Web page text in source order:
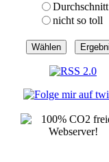
Durchschnitt
nicht so toll